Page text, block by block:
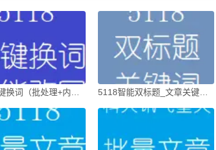
5118一键换词（批处理+内容伪原创） 5118智能双标题_文章关键词_文章简介_批处理